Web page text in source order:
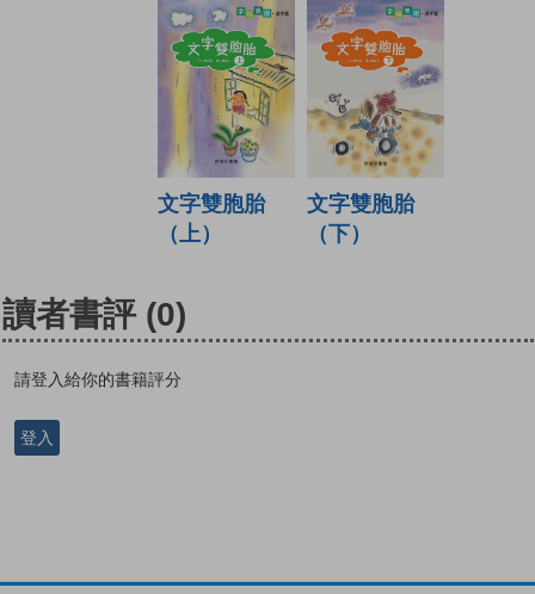
文字雙胞胎
（上）
文字雙胞胎
（下）
讀者書評 (0)
請登入給你的書籍評分
登入